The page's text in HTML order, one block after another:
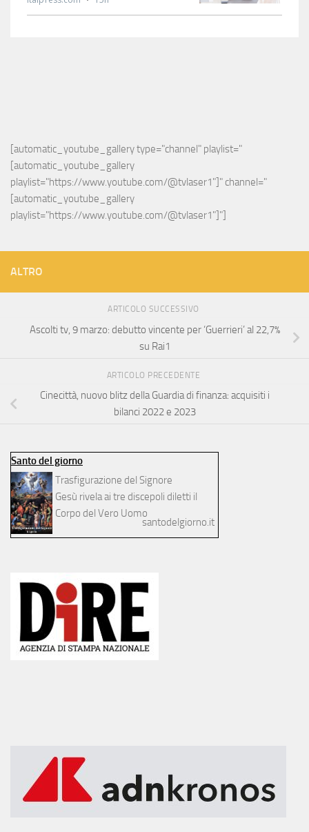
[automatic_youtube_gallery type="channel" playlist="
[automatic_youtube_gallery
playlist="https://www.youtube.com/@tvlaser1"]" channel="
[automatic_youtube_gallery
playlist="https://www.youtube.com/@tvlaser1"]"]
ALTRO
ARTICOLO SUCCESSIVO
Ascolti tv, 9 marzo: debutto vincente per ‘Guerrieri’ al 22,7%
su Rai1
ARTICOLO PRECEDENTE
Cinecittà, nuovo blitz della Guardia di finanza: acquisiti i
bilanci 2022 e 2023
Santo del giorno
Trasfigurazione del Signore
Gesù rivela ai tre discepoli diletti il
Corpo del Vero Uomo
santodelgiorno.it